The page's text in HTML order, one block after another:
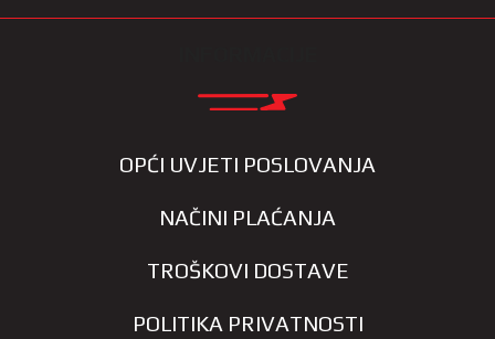
OPĆI UVJETI POSLOVANJA
NAČINI PLAĆANJA
TROŠKOVI DOSTAVE
POLITIKA PRIVATNOSTI